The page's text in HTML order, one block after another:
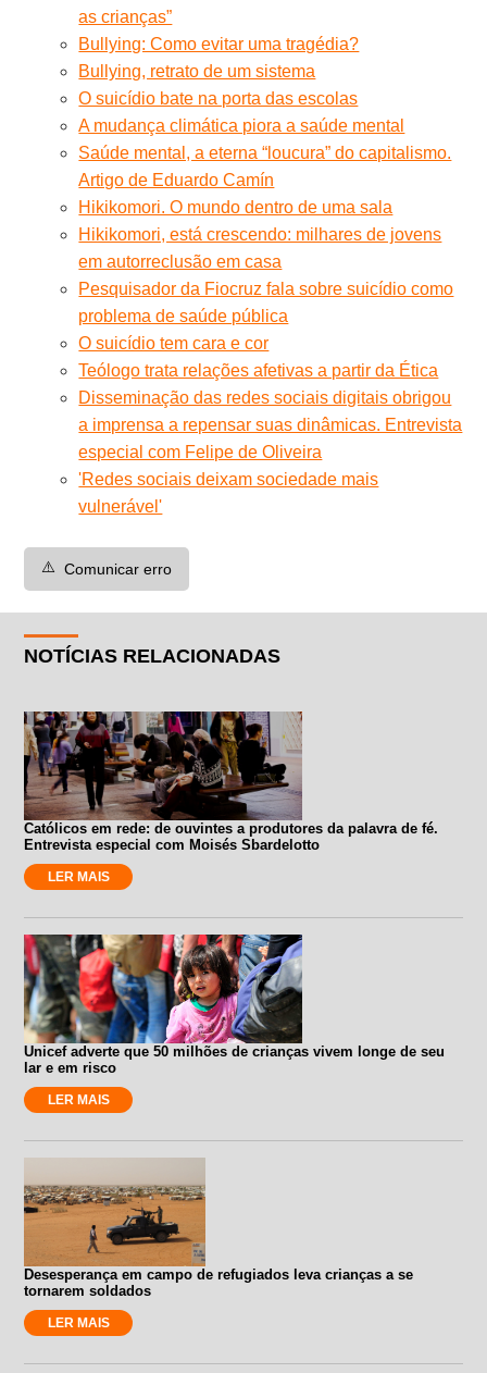
as crianças”
Bullying: Como evitar uma tragédia?
Bullying, retrato de um sistema
O suicídio bate na porta das escolas
A mudança climática piora a saúde mental
Saúde mental, a eterna “loucura” do capitalismo.
Artigo de Eduardo Camín
Hikikomori. O mundo dentro de uma sala
Hikikomori, está crescendo: milhares de jovens
em autorreclusão em casa
Pesquisador da Fiocruz fala sobre suicídio como
problema de saúde pública
O suicídio tem cara e cor
Teólogo trata relações afetivas a partir da Ética
Disseminação das redes sociais digitais obrigou
a imprensa a repensar suas dinâmicas. Entrevista
especial com Felipe de Oliveira
'Redes sociais deixam sociedade mais
vulnerável'
⚠️ Comunicar erro
NOTÍCIAS RELACIONADAS
Católicos em rede: de ouvintes a produtores da palavra de fé.
Entrevista especial com Moisés Sbardelotto
LER MAIS
Unicef adverte que 50 milhões de crianças vivem longe de seu
lar e em risco
LER MAIS
Desesperança em campo de refugiados leva crianças a se
tornarem soldados
LER MAIS